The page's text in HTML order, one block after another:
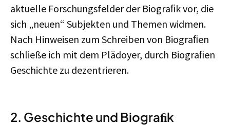
aktuelle Forschungsfelder der Biograﬁk vor, die
sich „neuen“ Subjekten und Themen widmen.
Nach Hinweisen zum Schreiben von Biograﬁen
schließe ich mit dem Plädoyer, durch Biograﬁen
Geschichte zu dezentrieren.
2. Geschichte und Biograﬁk